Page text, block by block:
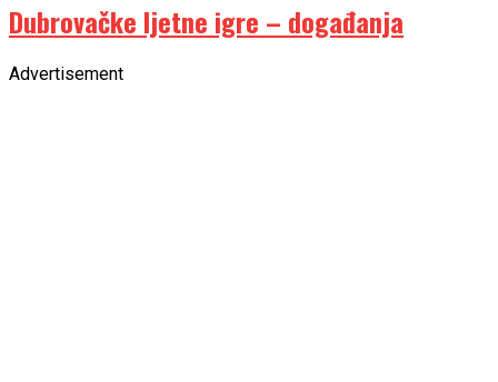
Dubrovačke ljetne igre – događanja
Advertisement